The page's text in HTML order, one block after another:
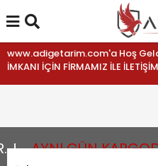
www.adigetarim.com'a Hoş
İMKANI İÇİN FİRMAMIZ İLE
AYNI GÜN